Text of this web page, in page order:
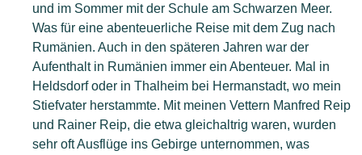
und im Sommer mit der Schule am Schwarzen Meer.
Was für eine abenteuerliche Reise mit dem Zug nach
Rumänien. Auch in den späteren Jahren war der
Aufenthalt in Rumänien immer ein Abenteuer. Mal in
Heldsdorf oder in Thalheim bei Hermanstadt, wo mein
Stiefvater herstammte. Mit meinen Vettern Manfred Reip
und Rainer Reip, die etwa gleichaltrig waren, wurden
sehr oft Ausflüge ins Gebirge unternommen, was